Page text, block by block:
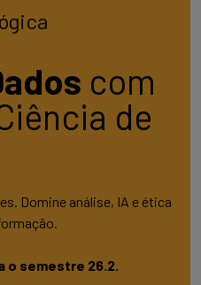
com
de
Domine análise, IA e ética
o semestre 26.2.